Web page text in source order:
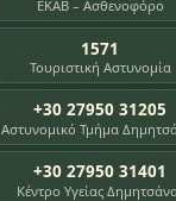
ΕΚΑΒ – Ασθενοφόρο
1571
Τουριστική Αστυνομία
+30 27950 31205
Αστυνομικό Τμήμα
+30 27950 31401
Κέντρο Υγείας